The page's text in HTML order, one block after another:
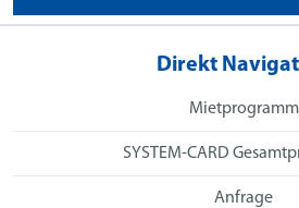
Direkt
Mietprogramm
SYSTEM-CARD
Anfrage